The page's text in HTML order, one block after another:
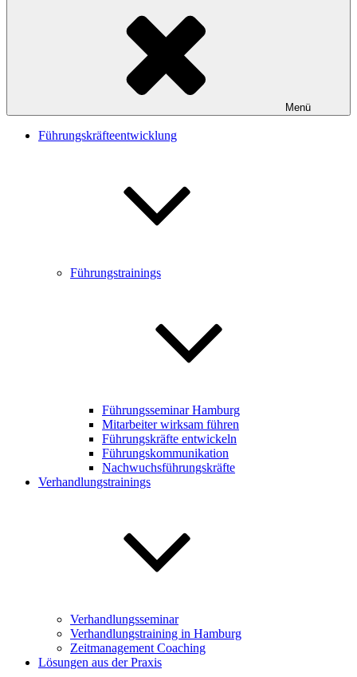
Menü
Führungskräfteentwicklung
Führungstrainings
Führungsseminar Hamburg
Mitarbeiter wirksam führen
Führungskräfte entwickeln
Führungskommunikation
Nachwuchsführungskräfte
Verhandlungstrainings
Verhandlungsseminar
Verhandlungstraining in Hamburg
Zeitmanagement Coaching
Lösungen aus der Praxis